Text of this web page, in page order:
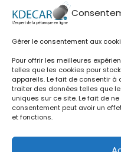
Gérer le consentement aux
Pour offrir les meilleures
telles que les cookies pour
appareils. Le fait de consentir
traiter des données telles que
uniques sur ce site. Le fait de
consentement peut avoir un
et fonctions.
.Qui sommes-nous
.Politique de